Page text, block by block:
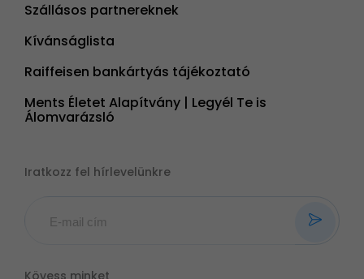
Szállásos partnereknek
Kívánságlista
Raiffeisen bankártyás tájékoztató
Ments Életet Alapítvány | Legyél Te is
Álomvarázsló
Iratkozz fel hírlevelünkre